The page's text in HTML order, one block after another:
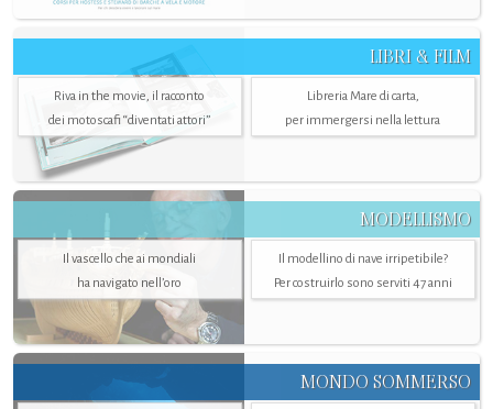
LIBRI & FILM
Riva in the movie, il racconto
dei motoscafi “diventati attori”
Libreria Mare di carta,
per immergersi nella lettura
MODELLISMO
Il vascello che ai mondiali
ha navigato nell’oro
Il modellino di nave irripetibile?
Per costruirlo sono serviti 47 anni
MONDO SOMMERSO